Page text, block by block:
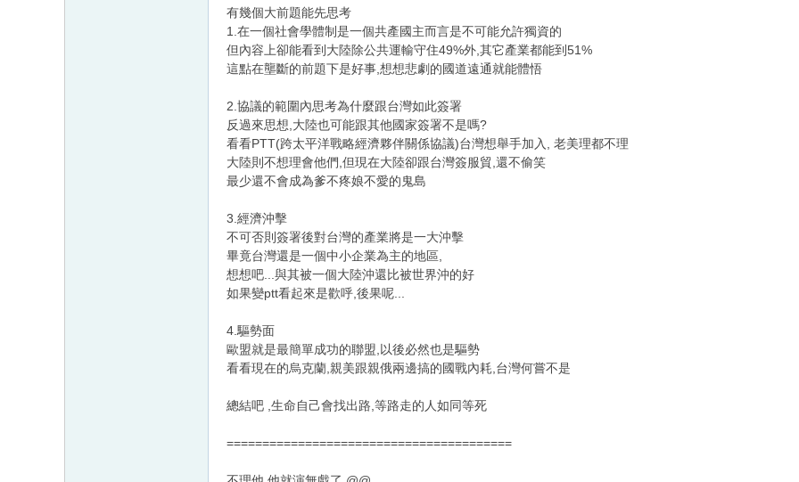
有幾個大前題能先思考
1.在一個社會學體制是一個共產國主而言是不可能允許獨資的
但內容上卻能看到大陸除公共運輸守住49%外,其它產業都能到51%
這點在壟斷的前題下是好事,想想悲劇的國道遠通就能體悟
2.協議的範圍內思考為什麼跟台灣如此簽署
反過來思想,大陸也可能跟其他國家簽署不是嗎?
看看PTT(跨太平洋戰略經濟夥伴關係協議)台灣想舉手加入, 老美理都不理
大陸則不想理會他們,但現在大陸卻跟台灣簽服貿,還不偷笑
最少還不會成為爹不疼娘不愛的鬼島
3.經濟沖擊
不可否則簽署後對台灣的產業將是一大沖擊
畢竟台灣還是一個中小企業為主的地區,
想想吧...與其被一個大陸沖還比被世界沖的好
如果變ptt看起來是歡呼,後果呢...
4.驅勢面
歐盟就是最簡單成功的聯盟,以後必然也是驅勢
看看現在的烏克蘭,親美跟親俄兩邊搞的國戰內耗,台灣何嘗不是
總結吧 ,生命自己會找出路,等路走的人如同等死
========================================